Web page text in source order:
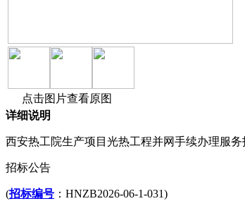
点击图片查看原图
详细说明
西安热工院生产项目光热工程并网手续办理服务
招标公告
(招标编号 ：HNZB2026-06-1-031)